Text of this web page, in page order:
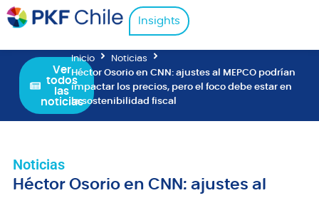
Insights
Ver
todos
las
noticias
Inicio
Noticias
Héctor Osorio en CNN: ajustes al MEPCO podrían
impactar los precios, pero el foco debe estar en
la sostenibilidad fiscal
Noticias
Héctor Osorio en CNN: ajustes al